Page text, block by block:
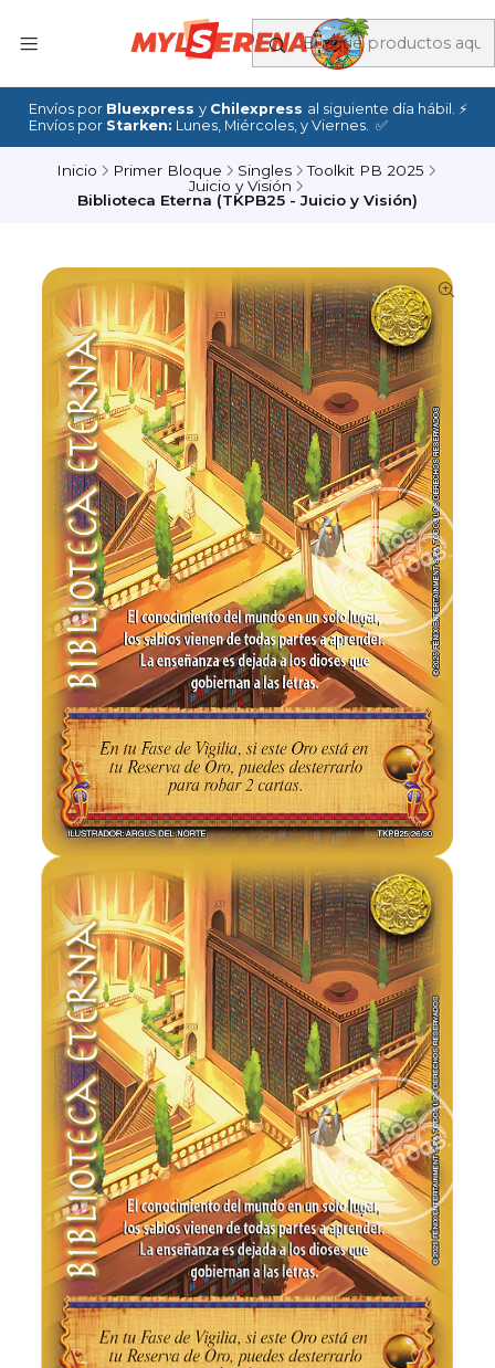
Envíos por Bluexpress y Chilexpress al siguiente día hábil. ⚡
Envíos por Starken: Lunes, Miércoles, y Viernes. ✅
Inicio Primer Bloque Singles
Toolkit PB 2025
Juicio y Visión
Biblioteca Eterna (TKPB25 - Juicio y Visión)